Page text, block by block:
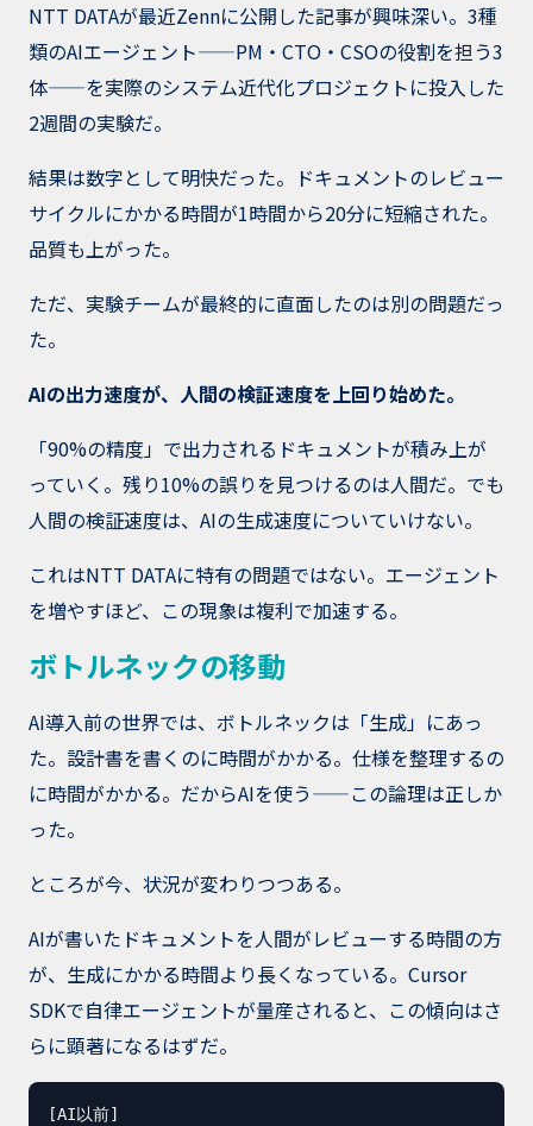
NTT DATAが最近Zennに公開した記事が興味深い。3種
類のAIエージェント——PM・CTO・CSOの役割を担う3
体——を実際のシステム近代化プロジェクトに投入した
2週間の実験だ。
結果は数字として明快だった。ドキュメントのレビュー
サイクルにかかる時間が1時間から20分に短縮された。
品質も上がった。
ただ、実験チームが最終的に直面したのは別の問題だっ
た。
AIの出力速度が、人間の検証速度を上回り始めた。
「90%の精度」で出力されるドキュメントが積み上が
っていく。残り10%の誤りを見つけるのは人間だ。でも
人間の検証速度は、AIの生成速度についていけない。
これはNTT DATAに特有の問題ではない。エージェント
を増やすほど、この現象は複利で加速する。
ボトルネックの移動
AI導入前の世界では、ボトルネックは「生成」にあっ
た。設計書を書くのに時間がかかる。仕様を整理するの
に時間がかかる。だからAIを使う——この論理は正しか
った。
ところが今、状況が変わりつつある。
AIが書いたドキュメントを人間がレビューする時間の方
が、生成にかかる時間より長くなっている。Cursor
SDKで自律エージェントが量産されると、この傾向はさ
らに顕著になるはずだ。
[AI以前]